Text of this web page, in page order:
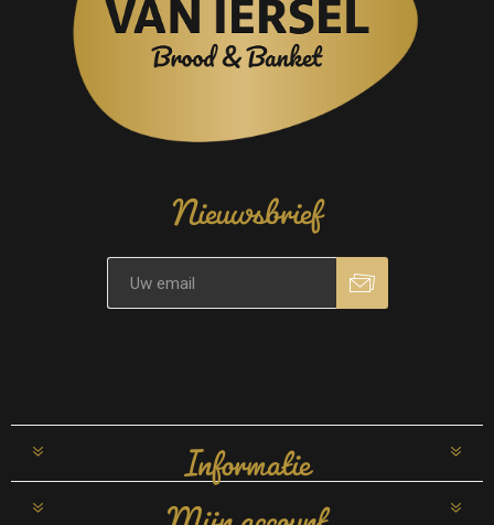
Nieuwsbrief
Informatie